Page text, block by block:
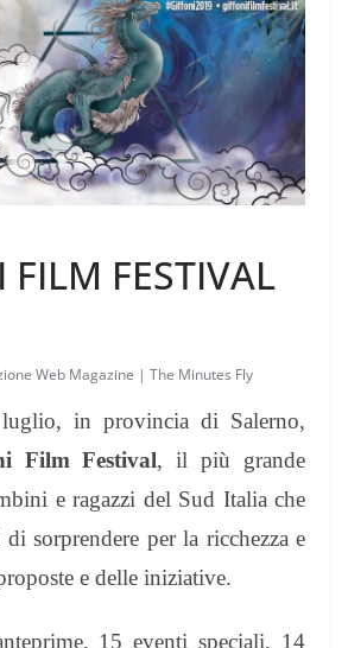
FILM FESTIVAL
Web Magazine | The Minutes Fly
in provincia di Salerno,
Film Festival, il più grande
e ragazzi del Sud Italia che
sorprendere per la ricchezza e
e delle iniziative.
15 eventi speciali, 14